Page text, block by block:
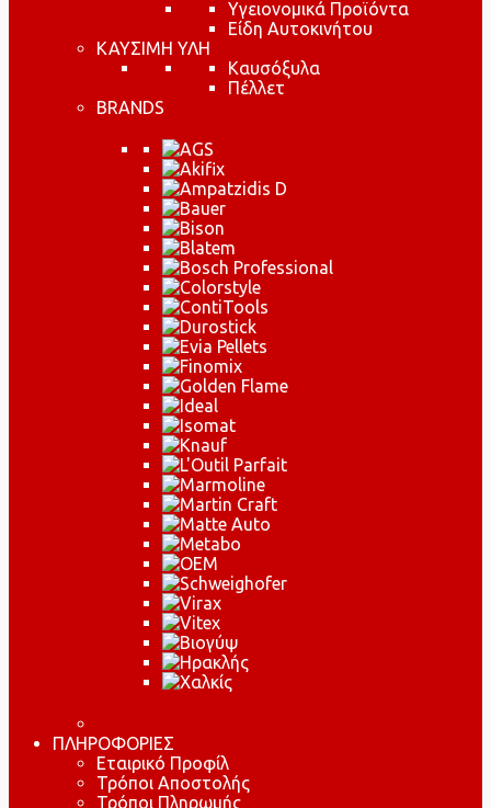
Υγειονομικά Προϊόντα
Είδη Αυτοκινήτου
ΚΑΥΣΙΜΗ ΥΛΗ
Καυσόξυλα
Πέλλετ
BRANDS
ΠΛΗΡΟΦΟΡΙΕΣ
Εταιρικό Προφίλ
Τρόποι Αποστολής
Τρόποι Πληρωμής